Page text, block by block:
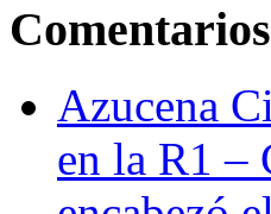
Comentarios
Azucena
en la R1 –